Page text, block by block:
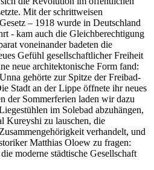
Mit der schrittweisen
– 1918 wurde in Deutschland
- kam auch die Gleichberechtigung
voneinander badeten die
Gefühl gesellschaftlicher Freiheit
neue architektonische Form fand:
gehörte zur Spitze der Freibad-
Stadt an der Lippe öffnete ihr neues
der Sommerferien laden wir dazu
im Solebad abzuhängen,
Kureyshi zu lauschen, die
verhandelt, und
Matthias Oloew zu fragen:
moderne städtische Gesellschaft